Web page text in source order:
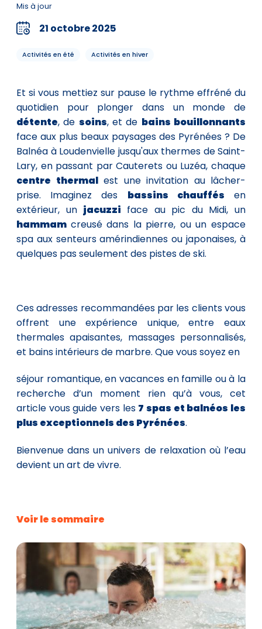
Mis à jour
21 octobre 2025
Activités en été Activités en hiver
Et si vous mettiez sur pause le rythme effréné du
quotidien pour plonger dans un monde de
détente, de soins, et de bains bouillonnants
face aux plus beaux paysages des Pyrénées ? De
Balnéa à Loudenvielle jusqu'aux thermes de Saint-
Lary, en passant par Cauterets ou Luzéa, chaque
centre thermalest une invitation au lâcher-
prise. Imaginez des bassins chauffés en
extérieur, un jacuzzi face au pic du Midi, un
hammam creusé dans la pierre, ou un espace
spa aux senteurs amérindiennes ou japonaises, à
quelques pas seulement des pistes de ski.
Ces adresses recommandées par les clients vous
offrent une expérience unique, entre eaux
thermales apaisantes, massages personnalisés,
et bains intérieurs de marbre. Que vous soyez en
séjour romantique, en vacances en famille ou à la
recherche d’un moment rien qu’à vous, cet
article vous guide vers les 7 spas et balnéos les
plus exceptionnels des Pyrénées.
Bienvenue dans un univers de relaxation où l’eau
devient un art de vivre.
Voir le sommaire